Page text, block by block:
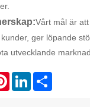
Vårt mål är
ger löpande
utvecklande
PinterestLinkedIn